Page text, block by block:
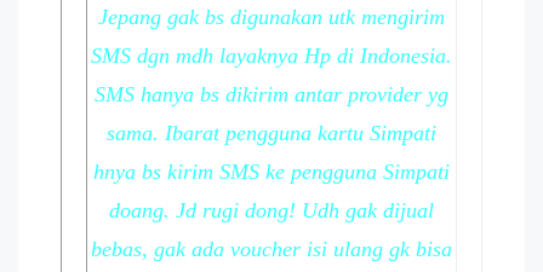
Jepang gak bs digunakan utk mengirim
SMS dgn mdh layaknya Hp di Indonesia.
SMS hanya bs dikirim antar provider yg
sama. Ibarat pengguna kartu Simpati
hnya bs kirim SMS ke pengguna Simpati
doang. Jd rugi dong! Udh gak dijual
bebas, gak ada voucher isi ulang gk bisa